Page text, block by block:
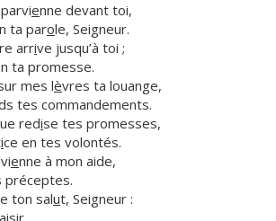
enne devant toi,
ta parole, Seigneur.
arrive jusqu’à toi ;
ta promesse.
mes lèvres ta louange,
tes commandements.
redise tes promesses,
ice en tes volontés.
enne à mon aide,
préceptes.
ton salut, Seigneur :